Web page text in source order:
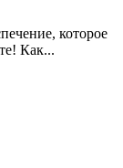
которое
Как...